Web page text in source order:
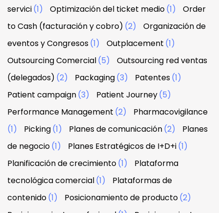
servici(1) Optimización del ticket medio(1)
Order
to Cash (facturación y cobro) (2)
Organización de
eventos y Congresos(1) Outplacement (1)
Outsourcing Comercial(5)
Outsourcing red ventas
(delegados) (2) Packaging(3) Patentes(1)
Patient campaign(3) Patient Journey(5)
Performance Management (2)
Pharmacovigilance
(1)
Picking(1) Planes de comunicación(2)
Planes
de negocio(1) Planes Estratégicos de I+D+i(1)
Planificación de crecimiento(1)
Plataforma
tecnológica comercial(1)
Plataformas de
contenido(1) Posicionamiento de producto(2)